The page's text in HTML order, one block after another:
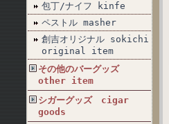
包丁/ナイフ kinfe
ペストル masher
創吉オリジナル sokichi
original item
その他のバーグッズ
other item
シガーグッズ cigar
goods